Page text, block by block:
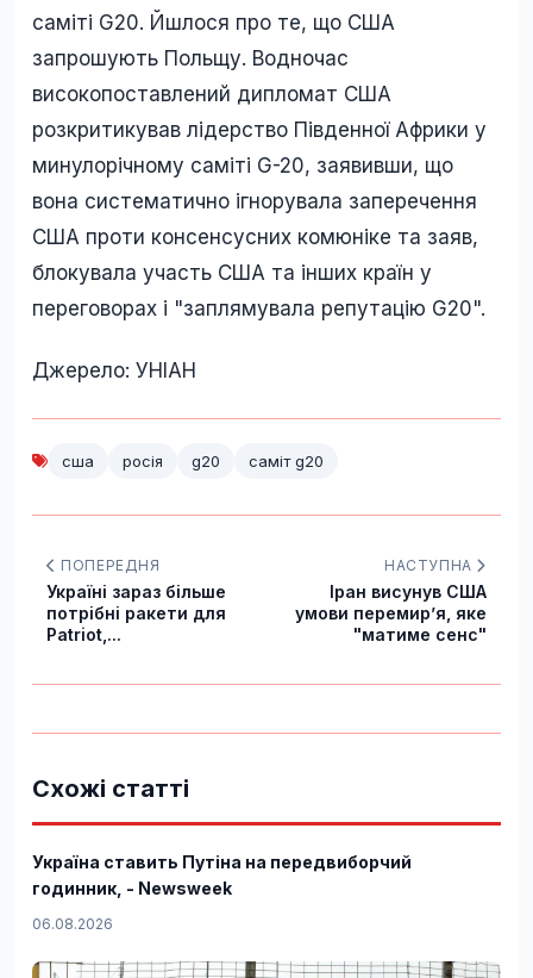
саміті G20. Йшлося про те, що США
запрошують Польщу. Водночас
високопоставлений дипломат США
розкритикував лідерство Південної Африки у
минулорічному саміті G-20, заявивши, що
вона систематично ігнорувала заперечення
США проти консенсусних комюніке та заяв,
блокувала участь США та інших країн у
переговорах і "заплямувала репутацію G20".
Джерело: УНІАН
сша росія g20 саміт g20
ПОПЕРЕДНЯ
Україні зараз більше
потрібні ракети для
Patriot,...
НАСТУПНА
Іран висунув США
умови перемирʼя, яке
"матиме сенс"
Схожі статті
Україна ставить Путіна на передвиборчий
годинник, - Newsweek
06.08.2026